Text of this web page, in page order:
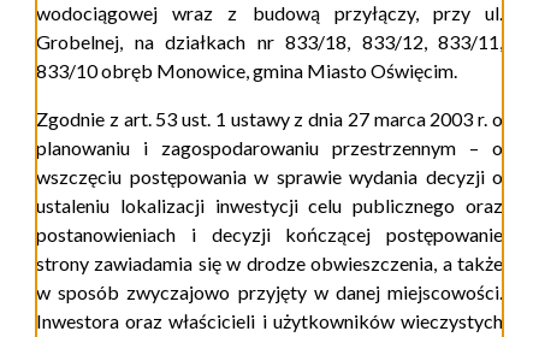
wodociągowej wraz z budową przyłączy, przy ul.
Grobelnej, na działkach nr 833/18, 833/12, 833/11,
833/10 obręb Monowice, gmina Miasto Oświęcim.
Zgodnie z art. 53 ust. 1 ustawy z dnia 27 marca 2003 r. o
planowaniu i zagospodarowaniu przestrzennym – o
wszczęciu postępowania w sprawie wydania decyzji o
ustaleniu lokalizacji inwestycji celu publicznego oraz
postanowieniach i decyzji kończącej postępowanie
strony zawiadamia się w drodze obwieszczenia, a także
w sposób zwyczajowo przyjęty w danej miejscowości.
Inwestora oraz właścicieli i użytkowników wieczystych